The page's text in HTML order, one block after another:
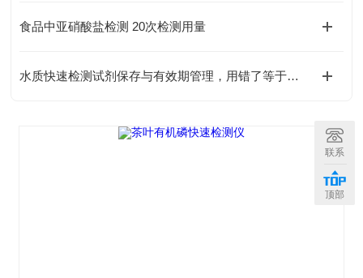
食品中亚硝酸盐检测 20次检测用量
水质快速检测试剂保存与有效期管理，用错了等于白测
联系
顶部